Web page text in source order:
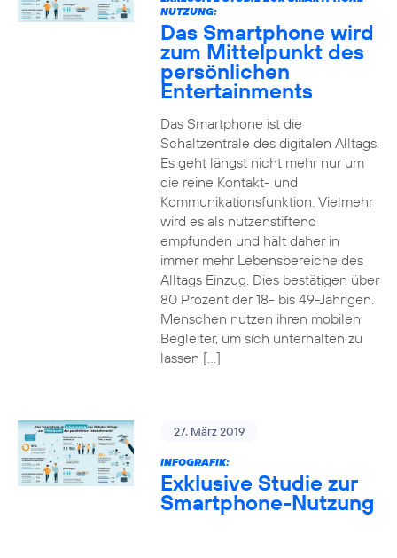
NUTZUNG:
Das Smartphone wird
zum Mittelpunkt des
persönlichen
Entertainments
Das Smartphone ist die
Schaltzentrale des digitalen Alltags.
Es geht längst nicht mehr nur um
die reine Kontakt- und
Kommunikationsfunktion. Vielmehr
wird es als nutzenstiftend
empfunden und hält daher in
immer mehr Lebensbereiche des
Alltags Einzug. Dies bestätigen über
80 Prozent der 18- bis 49-Jährigen.
Menschen nutzen ihren mobilen
Begleiter, um sich unterhalten zu
lassen […]
27. März 2019
INFOGRAFIK:
Exklusive Studie zur
Smartphone-Nutzung